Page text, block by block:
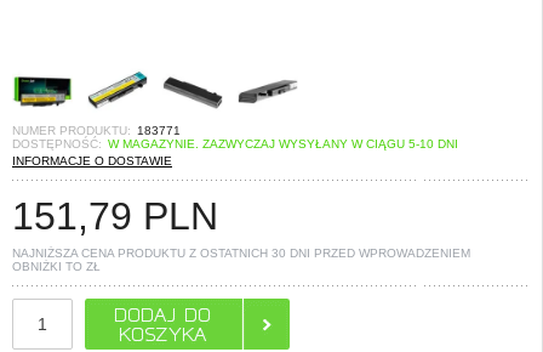
NUMER PRODUKTU:
183771
DOSTĘPNOŚĆ: W MAGAZYNIE. ZAZWYCZAJ WYSYŁANY W CIĄGU 5-10 DNI
INFORMACJE O DOSTAWIE
151,79 PLN
NAJNIŻSZA CENA PRODUKTU Z OSTATNICH 30 DNI PRZED WPROWADZENIEM
OBNIŻKI TO ZŁ